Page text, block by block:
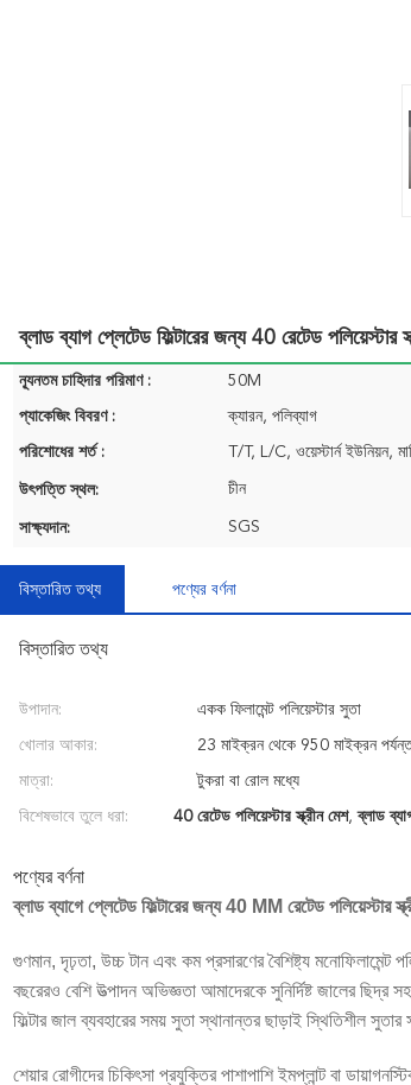
ব্লাড ব্যাগ প্লেটেড ফিল্টারের জন্য 40 রেটেড পলিয়েস্টার
ন্যূনতম চাহিদার পরিমাণ : 50M
প্যাকেজিং বিবরণ : ক্যারন, পলিব্যাগ
পরিশোধের শর্ত : T/T, L/C, ওয়েস্টার্ন ইউনিয়ন,
উৎপত্তি স্থল: চীন
সাক্ষ্যদান: SGS
বিস্তারিত তথ্য পণ্যের বর্ণনা
বিস্তারিত তথ্য
উপাদান: একক ফিলামেন্ট পলিয়েস্টার সুতা
খোলার আকার: 23 মাইক্রন থেকে 950 মাইক্রন
মাত্রা: টুকরা বা রোল মধ্যে
বিশেষভাবে তুলে ধরা: 40 রেটেড পলিয়েস্টার স্ক্রীন মেশ,ব্লাড
পণ্যের বর্ণনা
ব্লাড ব্যাগে প্লেটেড ফিল্টারের জন্য 40 ΜM রেটেড পলিয়েস্টার
গুণমান, দৃঢ়তা, উচ্চ টান এবং কম প্রসারণের বৈশিষ্ট্য মনোফিলামেন্ট
বছরেরও বেশি উত্পাদন অভিজ্ঞতা আমাদেরকে সুনির্দিষ্ট জালের ছিদ্র
ফিল্টার জাল ব্যবহারের সময় সুতা স্থানান্তর ছাড়াই স্থিতিশীল
শেয়ার রোগীদের চিকিৎসা প্রযুক্তির পাশাপাশি ইমপ্লান্ট বা